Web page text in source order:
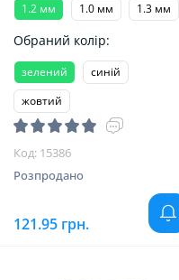
1.2 мм 1.0 мм 1.3 мм
Обраний колір:
зелений
синій
жовтий
Код: 15386
Розпродано
121.95 грн.